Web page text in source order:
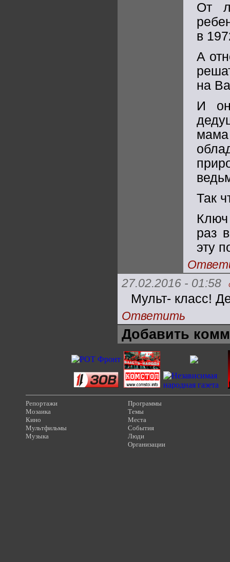
От
в
А
на
И он
Так
раз
эту
27.02.2016 - 01:58
Мульт- класс!
Ответить
Добавить
Репортажи
Мозаика
Кино
Мультфильмы
Музыка
Программы
Темы
Места
События
Люди
Организации